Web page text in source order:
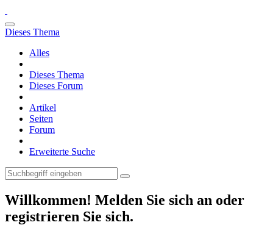
Dieses Thema
Alles
Dieses Thema
Dieses Forum
Artikel
Seiten
Forum
Erweiterte Suche
Willkommen! Melden Sie sich an oder
registrieren Sie sich.